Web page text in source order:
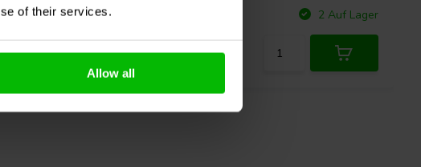
of their services.
Allow all
2 Auf Lager 2 Auf Lager